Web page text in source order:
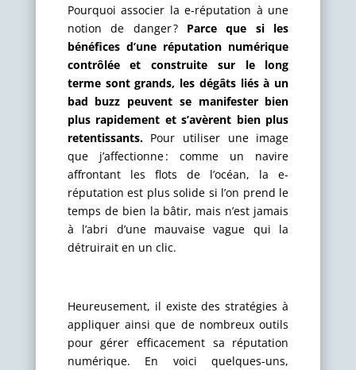
Pourquoi associer la e-réputation à une
notion de danger ? Parce que si les
bénéfices d’une réputation numérique
contrôlée et construite sur le long
terme sont grands, les dégâts liés à un
bad buzz peuvent se manifester bien
plus rapidement et s’avèrent bien plus
retentissants.Pour utiliser une image
que j’affectionne : comme un navire
affrontant les flots de l’océan, la e-
réputation est plus solide si l’on prend le
temps de bien la bâtir, mais n’est jamais
à l’abri d’une mauvaise vague qui la
détruirait en un clic.
Heureusement, il existe des stratégies à
appliquer ainsi que de nombreux outils
pour gérer efficacement sa réputation
numérique. En voici quelques-uns,